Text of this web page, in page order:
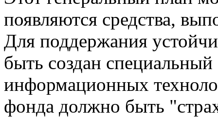
появляются средства,
Для поддержания
быть создан
информационных
фонда должно быть